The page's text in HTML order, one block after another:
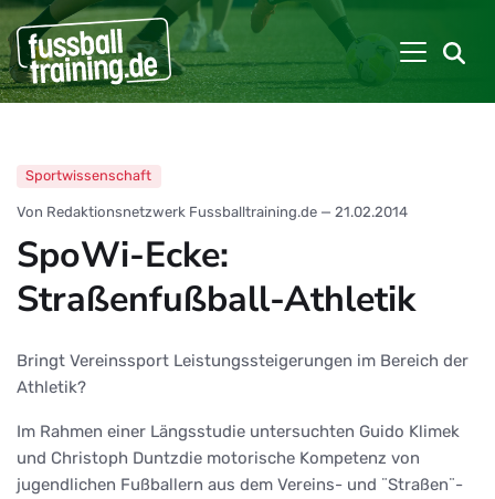
Sportwissenschaft
Von Redaktionsnetzwerk Fussballtraining.de — 21.02.2014
SpoWi-Ecke:
Straßenfußball-Athletik
Bringt Vereinssport Leistungssteigerungen im Bereich der
Athletik?
Im Rahmen einer Längsstudie untersuchten Guido Klimek
und Christoph Duntzdie motorische Kompetenz von
jugendlichen Fußballern aus dem Vereins- und ¨Straßen¨-